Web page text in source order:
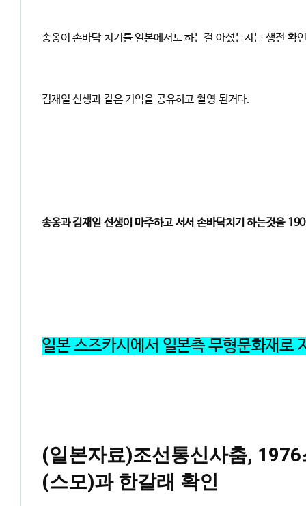
송옹이 손바닥 치기를 일본에서도 하는걸 아셨는지는 생전 확
김재일 선생과 같은 기억을 공유하고 촬영 된거다.
송옹과 김재일 선생이 마주하고 서서 손바닥치기 하는것을
일본 스즈카시에서 일본측 무형문화재로
(일본자료)조선통신사춤,
(스모)과 한갈래 확인